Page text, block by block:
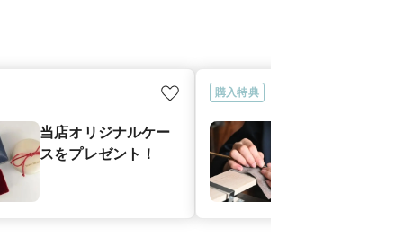
当店オリジナルケー
スをプレゼント！
購入特典